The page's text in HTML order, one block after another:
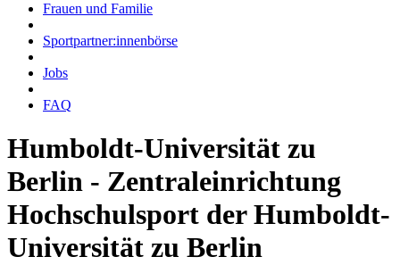
Frauen und Familie
Sportpartner:innenbörse
Jobs
FAQ
Humboldt-Universität zu
Berlin - Zentraleinrichtung
Hochschulsport der Humboldt-
Universität zu Berlin